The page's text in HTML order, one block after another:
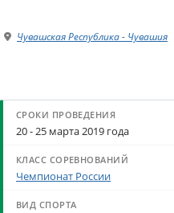
Чувашская Республика - Чувашия
20 - 25 марта 2019 года
Чемпионат России